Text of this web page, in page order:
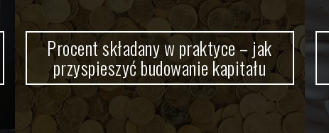
Procent składany w praktyce – jak
przyspieszyć budowanie kapitału